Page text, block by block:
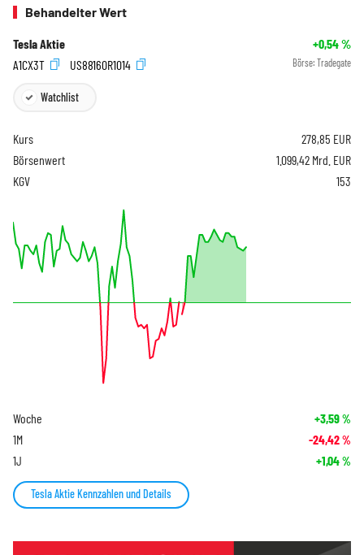
Behandelter Wert
Tesla Aktie +0,54%
A1CX3T
US88160R1014 Börse: Tradegate
Watchlist
Kurs 278,85 EUR
Börsenwert
1.099,42 Mrd. EUR
KGV
153
Woche +3,59%
1M -24,42%
1J +1,04%
Tesla Aktie Kennzahlen und Details